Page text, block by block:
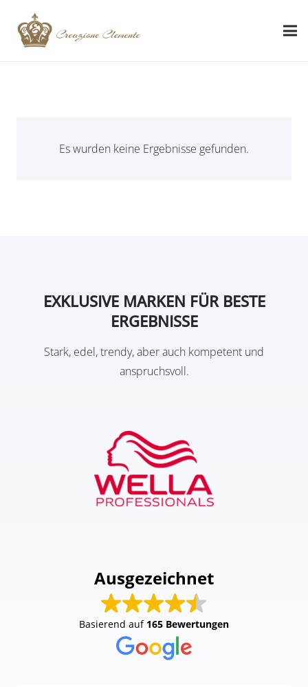
Es wurden keine Ergebnisse gefunden.
EXKLUSIVE MARKEN FÜR BESTE
ERGEBNISSE
Stark, edel, trendy, aber auch kompetent und
anspruchsvoll.
Ausgezeichnet
Basierend auf 165 Bewertungen